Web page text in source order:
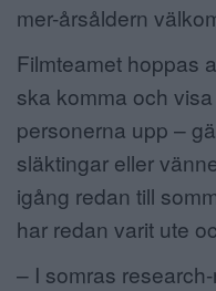
mer-årsåldern
Filmteamet hoppas
ska komma och
personerna upp –
släktingar eller
igång redan till
har redan varit ute
– I somras